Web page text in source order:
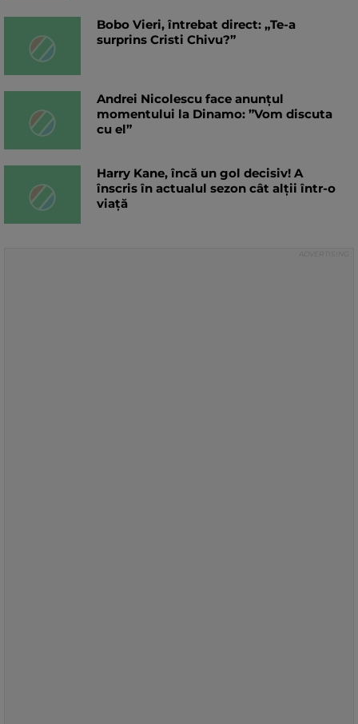
Bobo Vieri, întrebat direct: „Te-a
surprins Cristi Chivu?”
Andrei Nicolescu face anunțul
momentului la Dinamo: ”Vom discuta
cu el”
Harry Kane, încă un gol decisiv! A
înscris în actualul sezon cât alții într-o
viață